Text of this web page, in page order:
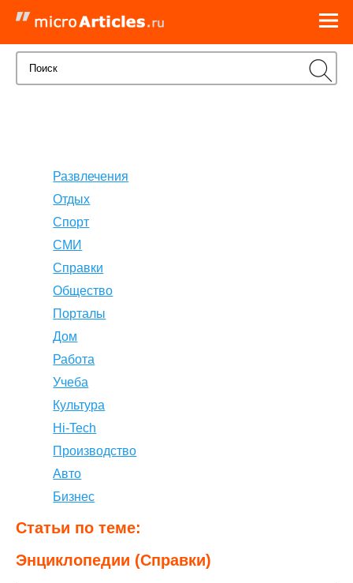
Развлечения
Отдых
Спорт
СМИ
Справки
Общество
Порталы
Дом
Работа
Учеба
Культура
Hi-Tech
Производство
Авто
Бизнес
Статьи по теме:
Энциклопедии (Справки)